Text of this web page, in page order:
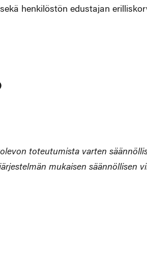
henkilöstön edustajan
toteutumista varten
mukaisen säännöllisen